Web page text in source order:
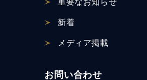
重要なお知らせ
新着
メディア掲載
お問い合わせ